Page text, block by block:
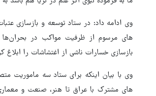
وی ادامه داد: در ستاد توسعه و بازسازی
های مرسوم از ظرفیت مواکب در
بازسازی خسارات ناشی از اغتشاشات را ابلاغ
وی با بیان اینکه برای ستاد سه
های مشترک با عراق تا هنر، صنعت و
صدها نفر
انقلاب